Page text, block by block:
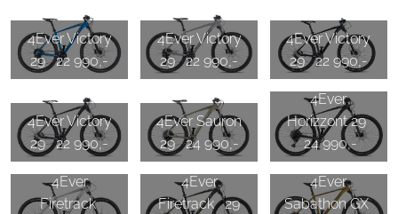
4Ever Victory
29 22 990,-
4Ever Victory
29 22 990,-
4Ever Victory
29 22 990,-
4Ever Victory
29 22 990,-
4Ever Sauron
29 24 990,-
4Ever
Horizzont 29
24 990,-
4Ever
Firetrack
4Ever
Firetrack 29
4Ever
Sabathon GX